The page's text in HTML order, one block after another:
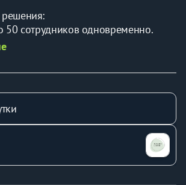
50 сотрудников одновременно.
– от эконом до премиум.
(рядом автобусные остановки с
маршрутами до
завода АСЗ, Газпром, НПЗ
РЖД - управление, локомотивное